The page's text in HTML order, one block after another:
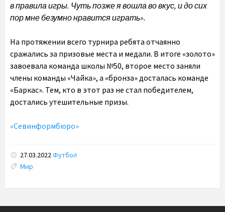
в правила игры. Чуть позже я вошла во вкус, и до сих
пор мне безумно нравится играть».
На протяжении всего турнира ребята отчаянно
сражались за призовые места и медали. В итоге «золото»
завоевала команда школы №50, второе место заняли
члены команды «Чайка», а «бронза» досталась команде
«Баркас». Тем, кто в этот раз не стал победителем,
достались утешительные призы.
«Севинформбюро»
27.03.2022Футбол
Tags:
Мир